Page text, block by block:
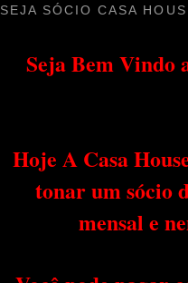
SEJA SÓCIO CASA
Seja Bem Vindo
Hoje A Casa
tonar um sócio
mensal e